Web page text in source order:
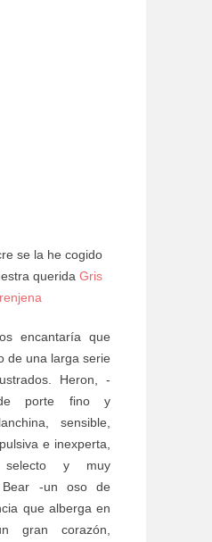
se la he cogido
querida Gris
encantaría que
de una larga serie
Heron, -
porte fino y
sensible,
e inexperta,
y muy
-un oso de
que alberga en
gran corazón,